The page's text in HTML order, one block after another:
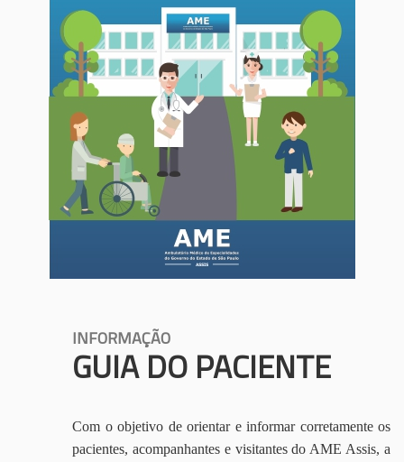
INFORMAÇÃO
GUIA DO PACIENTE
Com o objetivo de orientar e informar corretamente os
pacientes, acompanhantes e visitantes do AME Assis, a